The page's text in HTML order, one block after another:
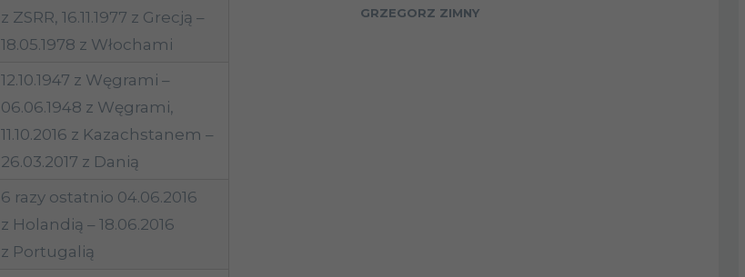
z ZSRR, 16.11.1977 z Grecją –
18.05.1978 z Włochami
12.10.1947 z Węgrami –
06.06.1948 z Węgrami,
11.10.2016 z Kazachstanem –
26.03.2017 z Danią
6 razy ostatnio 04.06.2016
z Holandią – 18.06.2016
z Portugalią
GRZEGORZ ZIMNY